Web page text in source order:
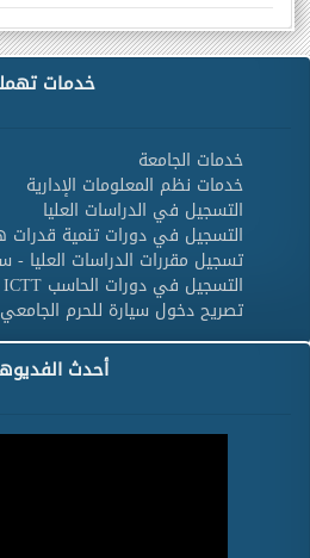
خدمات
خدمات الجامعة
خدمات نظم المعلومات الإدارية
التسجيل في الدراسات العليا
التسجيل في دورات تنمية قدرات
تسجيل مقررات الدراسات العليا -
التسجيل في دورات الحاسب ICTT
تصريح دخول سيارة للحرم الجامعي
أحدث